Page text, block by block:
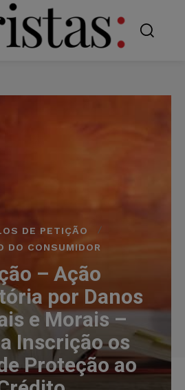
DE PETIÇÃO
DO CONSUMIDOR
– Ação
por Danos
e Morais –
Inscrição os
Proteção ao